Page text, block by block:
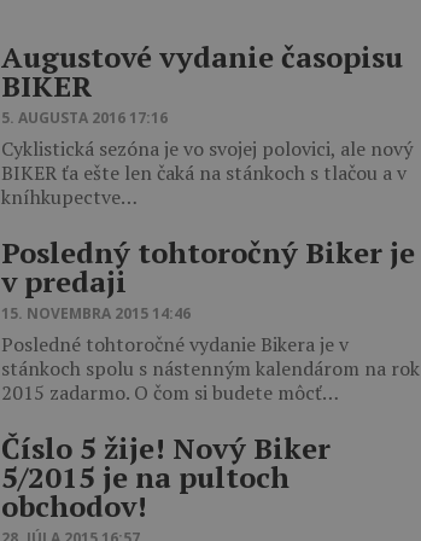
​Augustové vydanie časopisu
BIKER
5. AUGUSTA 2016 17:16
Cyklistická sezóna je vo svojej polovici, ale nový
BIKER ťa ešte len čaká na stánkoch s tlačou a v
kníhkupectve…
Posledný tohtoročný Biker je
v predaji
15. NOVEMBRA 2015 14:46
Posledné tohtoročné vydanie Bikera je v
stánkoch spolu s nástenným kalendárom na rok
2015 zadarmo. O čom si budete môcť…
Číslo 5 žije! Nový Biker
5/2015 je na pultoch
obchodov!